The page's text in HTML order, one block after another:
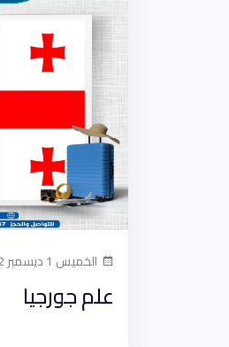
الخميس 1 ديسمبر 2022
علم جورجيا